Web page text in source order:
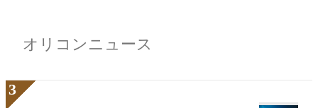
オリコンニュース